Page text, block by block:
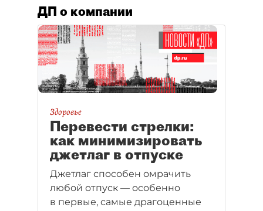
ДП о компании
Здоровье
Перевести стрелки:
как минимизировать
джетлаг в отпуске
Джетлаг способен омрачить
любой отпуск — особенно
в первые, самые драгоценные